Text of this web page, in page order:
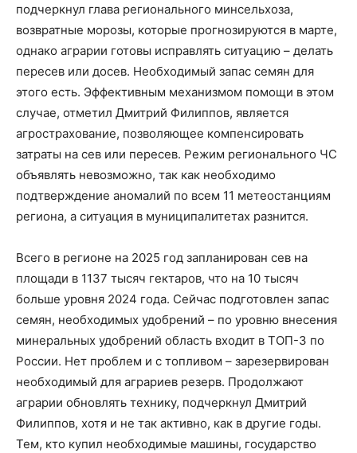
подчеркнул глава регионального минсельхоза,
возвратные морозы, которые прогнозируются в марте,
однако аграрии готовы исправлять ситуацию – делать
пересев или досев. Необходимый запас семян для
этого есть. Эффективным механизмом помощи в этом
случае, отметил Дмитрий Филиппов, является
агрострахование, позволяющее компенсировать
затраты на сев или пересев. Режим регионального ЧС
объявлять невозможно, так как необходимо
подтверждение аномалий по всем 11 метеостанциям
региона, а ситуация в муниципалитетах разнится.
Всего в регионе на 2025 год запланирован сев на
площади в 1137 тысяч гектаров, что на 10 тысяч
больше уровня 2024 года. Сейчас подготовлен запас
семян, необходимых удобрений – по уровню внесения
минеральных удобрений область входит в ТОП-3 по
России. Нет проблем и с топливом – зарезервирован
необходимый для аграриев резерв. Продолжают
аграрии обновлять технику, подчеркнул Дмитрий
Филиппов, хотя и не так активно, как в другие годы.
Тем, кто купил необходимые машины, государство